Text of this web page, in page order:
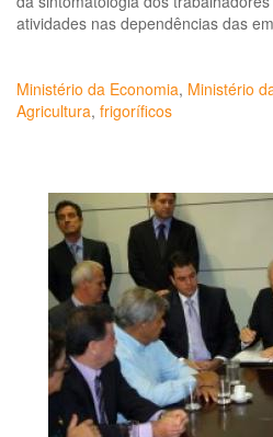
atividades nas dependências das
Ministério da Economia, Ministério
Agricultura, frigoríficos